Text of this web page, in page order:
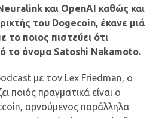
και OpenAI καθώς και
του Dogecoin, έκανε μιά
το ποιος πιστεύει ότι
το όνομα Satoshi Nakamoto.
με τον Lex Friedman, ο
ποιός πραγματικά είναι ο
αρνούμενος παράλληλα